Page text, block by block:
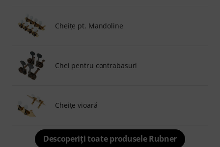
Cheiţe pt. Mandoline
Chei pentru contrabasuri
Cheițe vioară
Descoperiți toate produsele Rubner